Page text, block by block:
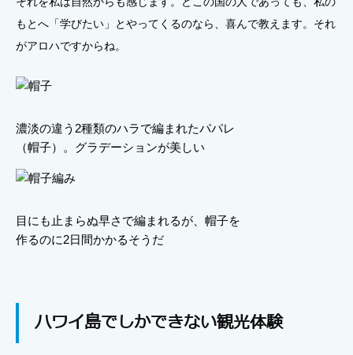
もとへ「学びたい」とやってくるのなら、喜んで教えます。それ
がアロハですからね。
濃淡の違う2種類のハラで編まれたパパレ
（帽子）。グラデーションが美しい
目にも止まらぬ早さで編まれるが、帽子を
作るのに2日間かかるそうだ
ハワイ島でしかできない観光体験